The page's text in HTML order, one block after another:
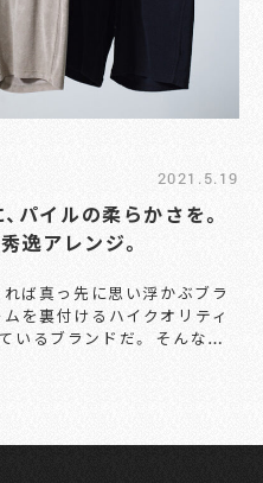
2021.5.19
パイルの柔らかさを。
逸アレンジ。
れば真っ先に思い浮かぶブラ
を裏付けるハイクオリティ
ランドだ。 そんなグ
ろうなぁ」と思ってしまうよ